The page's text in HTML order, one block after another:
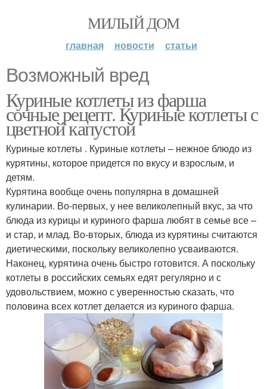
МИЛЫЙ ДОМ
главная новости статьи
Возможный вред
Куриные котлеты из фарша
сочные рецепт. Куриные котлеты с
цветной капустой
Куриные котлеты . Куриные котлеты – нежное блюдо из
курятины, которое придется по вкусу и взрослым, и
детям.
Курятина вообще очень популярна в домашней
кулинарии. Во-первых, у нее великолепный вкус, за что
блюда из курицы и куриного фарша любят в семье все –
и стар, и млад. Во-вторых, блюда из курятины считаются
диетическими, поскольку великолепно усваиваются.
Наконец, курятина очень быстро готовится. А поскольку
котлеты в российских семьях едят регулярно и с
удовольствием, можно с уверенностью сказать, что
половина всех котлет делается из куриного фарша.